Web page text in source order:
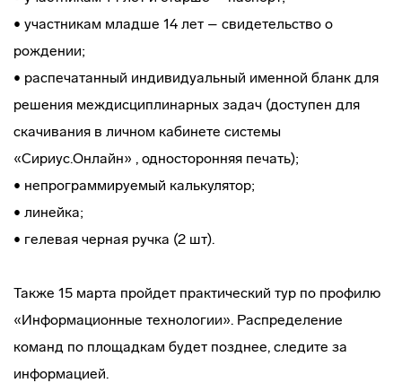
• участникам младше 14 лет – свидетельство о
рождении;
• распечатанный индивидуальный именной бланк для
решения междисциплинарных задач (доступен для
скачивания в личном кабинете системы
«Сириус.Онлайн» , односторонняя печать);
• непрограммируемый калькулятор;
• линейка;
• гелевая черная ручка (2 шт).
Также 15 марта пройдет практический тур по профилю
«Информационные технологии». Распределение
команд по площадкам будет позднее, следите за
информацией.